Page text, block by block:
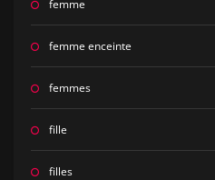
femme
femme enceinte
femmes
fille
filles